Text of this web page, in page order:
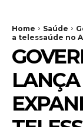
Home Saúde
a telessaúde no